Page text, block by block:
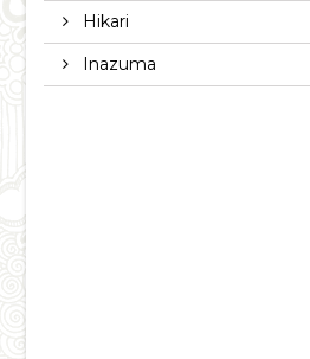
Hikari
Inazuma